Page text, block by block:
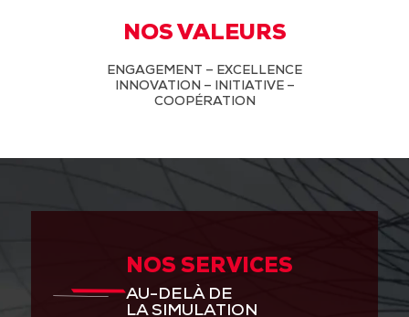
NOS VALEURS
ENGAGEMENT – EXCELLENCE
INNOVATION – INITIATIVE –
COOPÉRATION
NOS SERVICES
AU-DELÀ DE
LA SIMULATION